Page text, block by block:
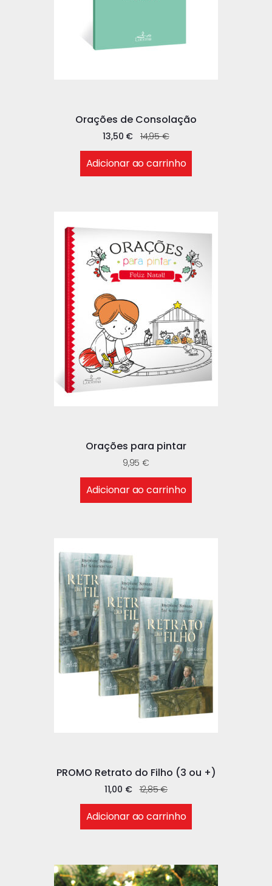
Orações de Consolação
14,95€
13,50 €
Adicionar ao carrinho
Orações para pintar
9,95€
Adicionar ao carrinho
PROMO Retrato do Filho (3 ou +)
12,85€
11,00 €
Adicionar ao carrinho